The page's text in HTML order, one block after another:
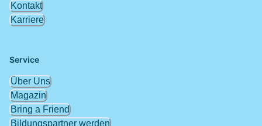
Kontakt
Karriere
Service
Über Uns
Magazin
Bring a Friend
Bildungspartner werden